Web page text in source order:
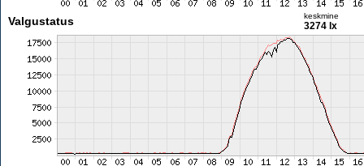
Valgustatus keskmine
3274 lx